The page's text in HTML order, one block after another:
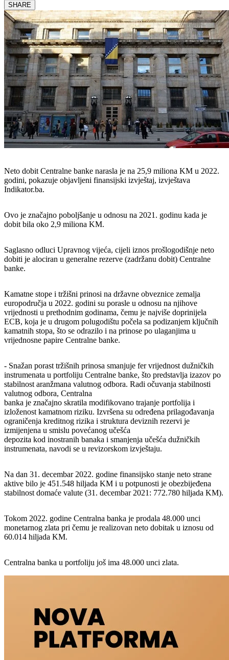
SHARE
Neto dobit Centralne banke narasla je na 25,9 miliona KM u 2022.
godini, pokazuje objavljeni finansijski izvještaj, izvještava
Indikator.ba.
Ovo je značajno poboljšanje u odnosu na 2021. godinu kada je
dobit bila oko 2,9 miliona KM.
Saglasno odluci Upravnog vijeća, cijeli iznos prošlogodišnje neto
dobiti je alociran u generalne rezerve (zadržanu dobit) Centralne
banke.
Kamatne stope i tržišni prinosi na državne obveznice zemalja
europodručja u 2022. godini su porasle u odnosu na njihove
vrijednosti u prethodnim godinama, čemu je najviše doprinijela
ECB, koja je u drugom polugodištu počela sa podizanjem ključnih
kamatnih stopa, što se odrazilo i na prinose po ulaganjima u
vrijednosne papire Centralne banke.
- Snažan porast tržišnih prinosa smanjuje fer vrijednost dužničkih
instrumenata u portfoliju Centralne banke, što predstavlja izazov po
stabilnost aranžmana valutnog odbora. Radi očuvanja stabilnosti
valutnog odbora, Centralna
banka je značajno skratila modifikovano trajanje portfolija i
izloženost kamatnom riziku. Izvršena su određena prilagođavanja
ograničenja kreditnog rizika i struktura deviznih rezervi je
izmijenjena u smislu povećanog učešća
depozita kod inostranih banaka i smanjenja učešća dužničkih
instrumenata, navodi se u revizorskom izvještaju.
Na dan 31. decembar 2022. godine finansijsko stanje neto strane
aktive bilo je 451.548 hiljada KM i u potpunosti je obezbijeđena
stabilnost domaće valute (31. decembar 2021: 772.780 hiljada KM).
Tokom 2022. godine Centralna banka je prodala 48.000 unci
monetarnog zlata pri čemu je realizovan neto dobitak u iznosu od
60.014 hiljada KM.
Centralna banka u portfoliju još ima 48.000 unci zlata.